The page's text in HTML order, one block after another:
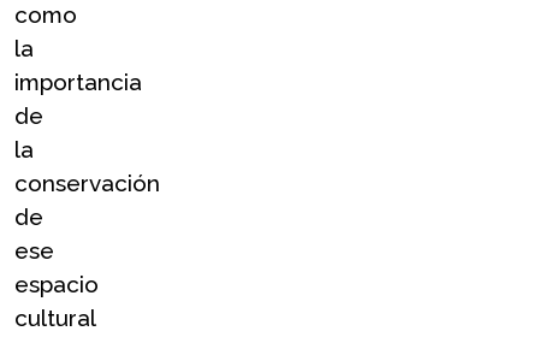
como
la
importancia
de
la
conservación
de
ese
espacio
cultural